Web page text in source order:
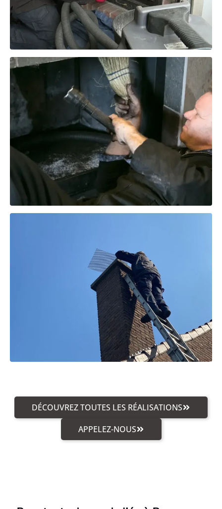
DÉCOUVREZ TOUTES LES RÉALISATIONS
APPELEZ-NOUS